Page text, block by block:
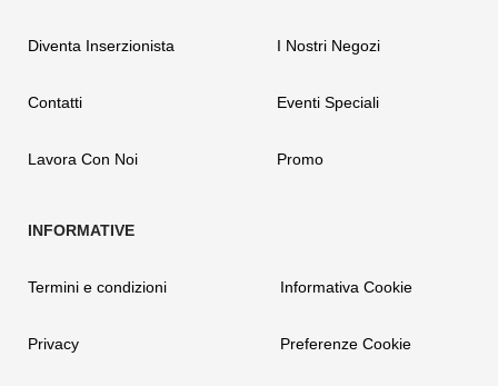
Diventa Inserzionista
Contatti
Lavora Con Noi
I Nostri Negozi
Eventi Speciali
Promo
Termini e condizioni
Privacy
Informativa Cookie
Preferenze Cookie